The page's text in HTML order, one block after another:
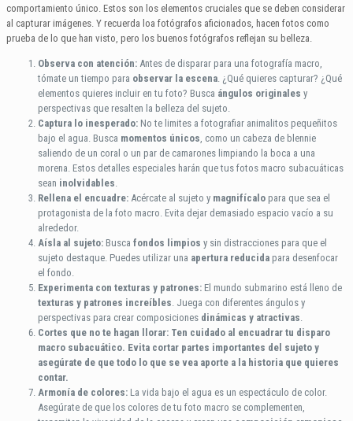
comportamiento único. Estos son los elementos cruciales que se deben considerar
al capturar imágenes. Y recuerda loa fotógrafos aficionados, hacen fotos como
prueba de lo que han visto, pero los buenos fotógrafos reflejan su belleza.
Observa con atención: Antes de disparar para una fotografía macro,
tómate un tiempo para observar la escena . ¿Qué quieres capturar? ¿Qué
elementos quieres incluir en tu foto? Busca ángulos originales y
perspectivas que resalten la belleza del sujeto.
Captura lo inesperado: No te limites a fotografiar animalitos pequeñitos
bajo el agua. Busca momentos únicos , como un cabeza de blennie
saliendo de un coral o un par de camarones limpiando la boca a una
morena. Estos detalles especiales harán que tus fotos macro subacuáticas
sean inolvidables
Rellena el encuadre: Acércate al sujeto y magnifícalo para que sea el
protagonista de la foto macro. Evita dejar demasiado espacio vacío a su
alrededor.
Aísla al sujeto: Busca fondos limpios y sin distracciones para que el
sujeto destaque. Puedes utilizar una apertura reducida para desenfocar
el fondo.
Experimenta con texturas y patrones: El mundo submarino está lleno de
texturas y patrones increíbles . Juega con diferentes ángulos y
perspectivas para crear composiciones dinámicas y atractivas
Cortes que no te hagan llorar: Ten cuidado al encuadrar tu disparo
macro subacuático. Evita cortar partes importantes del sujeto y
asegúrate de que todo lo que se vea aporte a la historia que quieres
contar.
Armonía de colores: La vida bajo el agua es un espectáculo de color.
Asegúrate de que los colores de tu foto macro se complementen,